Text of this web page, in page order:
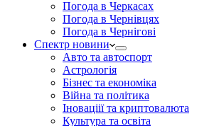
Погода в Черкасах
Погода в Чернівцях
Погода в Чернігові
Спектр новини
Авто та автоспорт
Астрологія
Бізнес та економіка
Війна та політика
Іноваціії та криптовалюта
Культура та освіта